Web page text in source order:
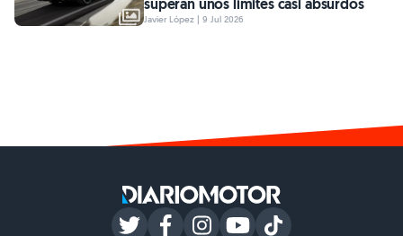
superan unos límites casi absurdos
Javier López | 9 Jul 2026